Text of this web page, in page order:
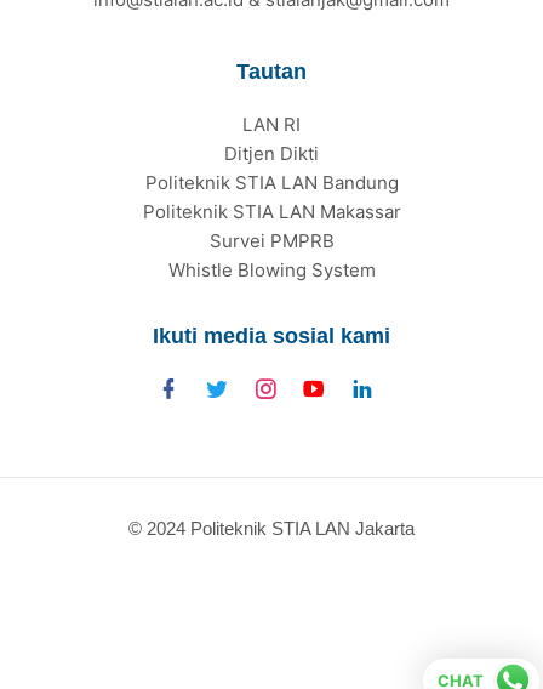
Tautan
LAN RI
Ditjen Dikti
Politeknik STIA LAN Bandung
Politeknik STIA LAN Makassar
Survei PMPRB
Whistle Blowing System
Ikuti media sosial kami
© 2024 Politeknik STIA LAN Jakarta
CHAT